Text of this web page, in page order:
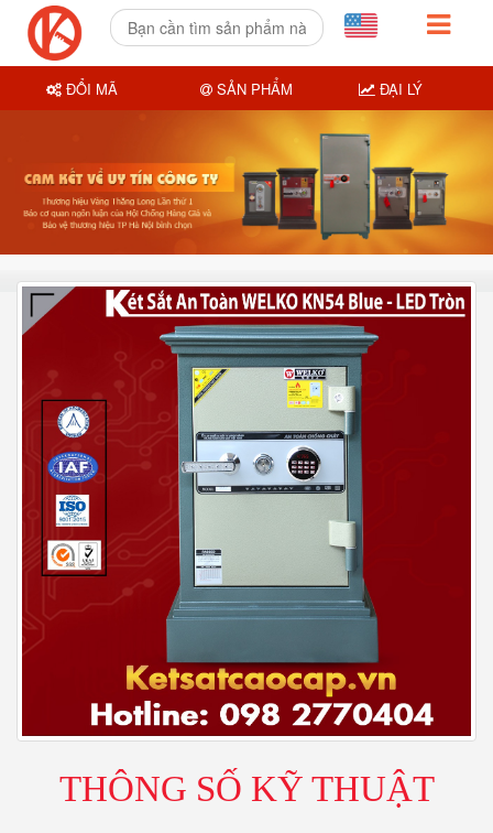
THÔNG SỐ KỸ THUẬT
ĐỔI MÃ SẢN PHẨM ĐẠI LÝ